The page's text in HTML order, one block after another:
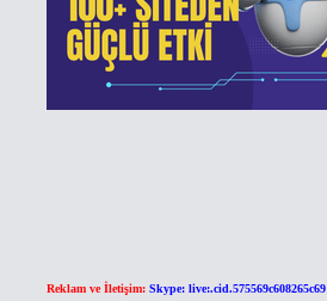
Reklam ve İletişim: Skype: live:.cid.575569c608265c69